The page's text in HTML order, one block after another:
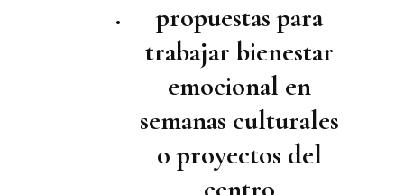
propuestas para
trabajar bienestar
emocional en
semanas culturales
o proyectos del